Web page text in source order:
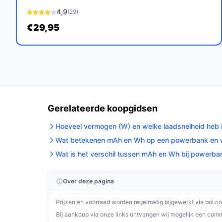
Beperk het opladen in natte of extreem
Gebruik bij bekabeld laden een geschikte,
er een kabel is inbegrepen, maar
Laad de powerbank met een geschikte
Houd magnetische plekken vrij van losse
Sluit de powerbank aan volgens de
Twee concrete checks voor de handleiding/
Controleer of je iPhone‑model in de
telefoonhoesje magnetisch doorlaat of moet
Controleer welk type kabel wordt meegeleverd
-poort (specificaties geven aan dat er een kabel
4,9(29)
€29,95
Gerelateerde koopgidsen
Hoeveel vermogen (W) en welke laadsnelheid
Wat betekenen mAh en Wh op een powerbank en
Wat is het verschil tussen mAh en Wh bij
Over deze pagina
Prijzen en voorraad worden regelmatig bijgewerkt via
Bij aankoop via onze links ontvangen wij mogelijk een